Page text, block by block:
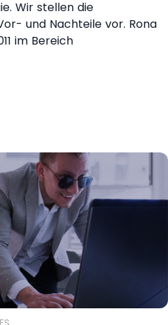
Wir stellen die
und Nachteile vor. Rona
im Bereich